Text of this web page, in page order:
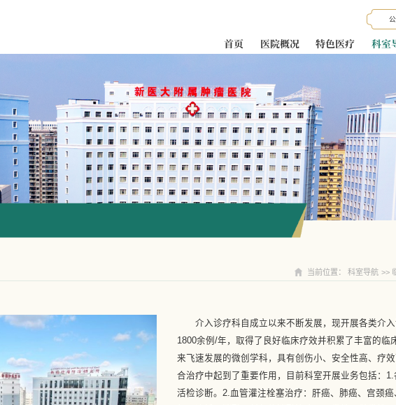
首页 医院概况 特色医疗 科室
科室导航
当前位置： 科室导航 >>
介入诊疗科自成立以来不断发展，现开展各类介
1800余例/年，取得了良好临床疗效并积累了丰富的临
来飞速发展的微创学科，具有创伤小、安全性高、疗
合治疗中起到了重要作用，目前科室开展业务包括：1.
活检诊断。2.血管灌注栓塞治疗：肝癌、肺癌、宫颈